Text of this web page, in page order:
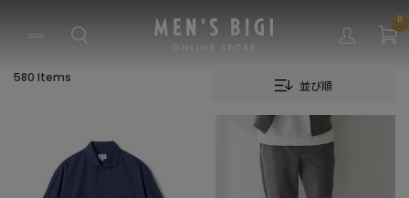
0
580 Items 並び順